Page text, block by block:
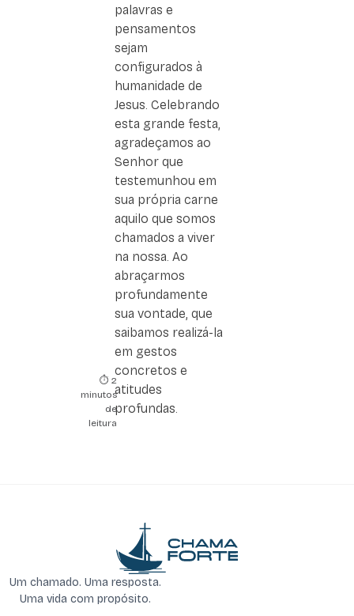
⏱️ 2
minutos
de
leitura
palavras e
pensamentos
sejam
configurados à
humanidade de
Jesus. Celebrando
esta grande festa,
agradeçamos ao
Senhor que
testemunhou em
sua própria carne
aquilo que somos
chamados a viver
na nossa. Ao
abraçarmos
profundamente
sua vontade, que
saibamos realizá-la
em gestos
concretos e
atitudes
profundas.
Um chamado. Uma resposta.
Uma vida com propósito.